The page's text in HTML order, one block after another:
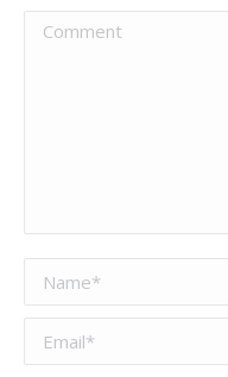
Comment
Name *
Email *